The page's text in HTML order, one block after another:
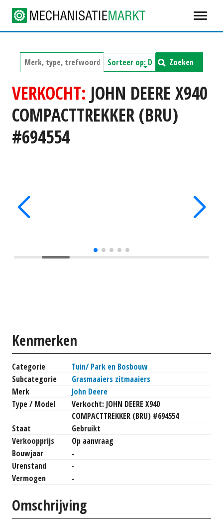
Zoeken
VERKOCHT: JOHN DEERE X940
COMPACTTREKKER (BRU)
#694554
Kenmerken
Categorie
Tuin/ Park en Bosbouw
Subcategorie
Grasmaaiers zitmaaiers
Merk
John Deere
Type / Model
Verkocht: JOHN DEERE X940
COMPACTTREKKER (BRU) #694554
Staat
Gebruikt
Verkoopprijs
Op aanvraag
Bouwjaar
-
Urenstand
-
Vermogen
-
Omschrijving